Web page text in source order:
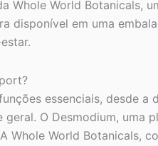
Whole World Botanicals,
disponível em uma
essenciais, desde
O Desmodium,
World Botanicals,